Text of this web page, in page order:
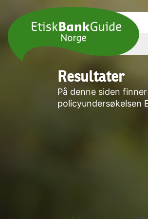
Resultater
På denne siden
policyundersøkelsen